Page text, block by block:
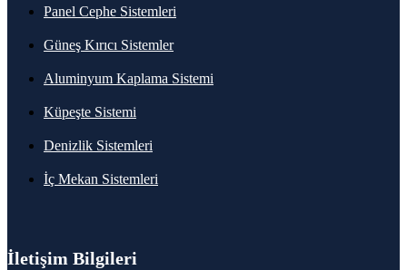
Panel Cephe Sistemleri
Güneş Kırıcı Sistemler
Aluminyum Kaplama Sistemi
Küpeşte Sistemi
Denizlik Sistemleri
İç Mekan Sistemleri
İletişim Bilgileri